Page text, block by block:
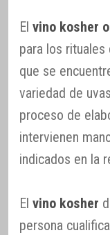
El vino kosher
para los rituales
que se
variedad de
proceso de
intervienen
indicados en la
El vino kosher
persona